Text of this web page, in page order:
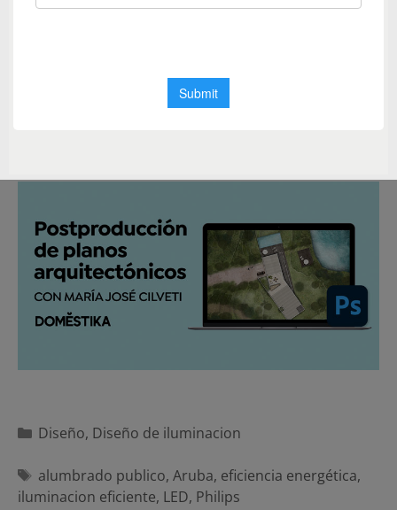
Categorías
Diseño, Diseño de iluminacion
Etiquetas
alumbrado publico, Aruba, eficiencia energética,
iluminacion eficiente, LED, Philips